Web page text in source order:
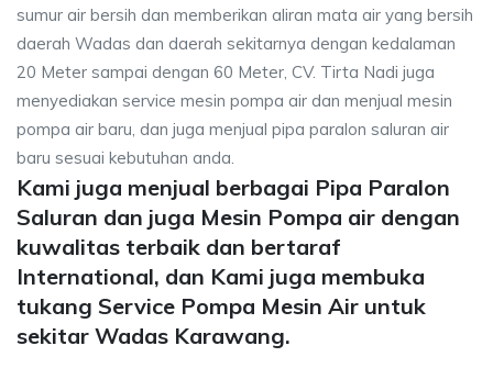
sumur air bersih dan memberikan aliran mata air yang bersih
daerah Wadas dan daerah sekitarnya dengan kedalaman
20 Meter sampai dengan 60 Meter, CV. Tirta Nadi juga
menyediakan service mesin pompa air dan menjual mesin
pompa air baru, dan juga menjual pipa paralon saluran air
baru sesuai kebutuhan anda.
Kami juga menjual berbagai Pipa Paralon
Saluran dan juga Mesin Pompa air dengan
kuwalitas terbaik dan bertaraf
International, dan Kami juga membuka
tukang Service Pompa Mesin Air untuk
sekitar Wadas Karawang.